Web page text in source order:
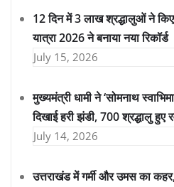
12 दिन में 3 लाख श्रद्धालुओं ने किए
यात्रा 2026 ने बनाया नया रिकॉर्ड
July 15, 2026
मुख्यमंत्री धामी ने ‘सोमनाथ
दिखाई हरी झंडी, 700 श्रद्धालु हुए
July 14, 2026
उत्तराखंड में गर्मी और उमस का